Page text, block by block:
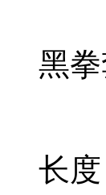
黑
长